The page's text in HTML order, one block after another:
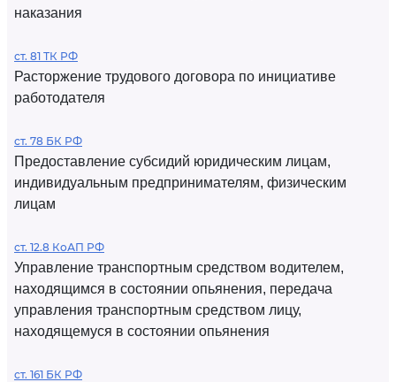
наказания
ст. 81 ТК РФ
Расторжение трудового договора по инициативе
работодателя
ст. 78 БК РФ
Предоставление субсидий юридическим лицам,
индивидуальным предпринимателям, физическим
лицам
ст. 12.8 КоАП РФ
Управление транспортным средством водителем,
находящимся в состоянии опьянения, передача
управления транспортным средством лицу,
находящемуся в состоянии опьянения
ст. 161 БК РФ